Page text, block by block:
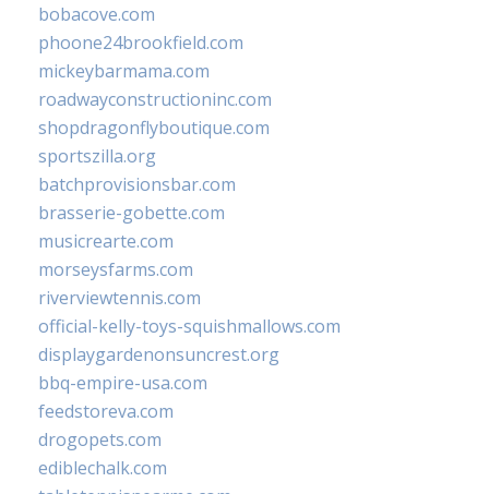
bobacove.com
phoone24brookfield.com
mickeybarmama.com
roadwayconstructioninc.com
shopdragonflyboutique.com
sportszilla.org
batchprovisionsbar.com
brasserie-gobette.com
musicrearte.com
morseysfarms.com
riverviewtennis.com
official-kelly-toys-squishmallows.com
displaygardenonsuncrest.org
bbq-empire-usa.com
feedstoreva.com
drogopets.com
ediblechalk.com